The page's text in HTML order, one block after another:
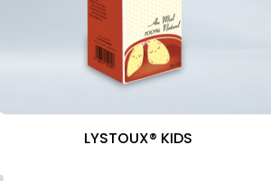
LYSTOUX® KIDS